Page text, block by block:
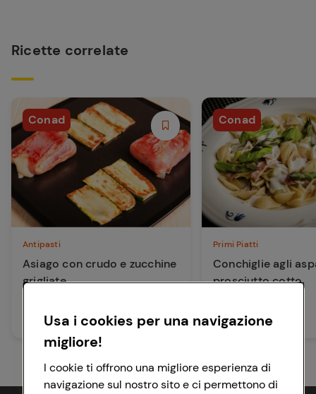
Ricette correlate
Conad
Antipasti
Asiago con crudo e zucchine
grigliate
20 min Facile
Conad
Primi Piatti
Conchiglie agli
prosciutto cotto
30 min Facile
Usa i cookies per una navigazione
migliore!
I cookie ti offrono una migliore esperienza di
navigazione sul nostro sito e ci permettono di